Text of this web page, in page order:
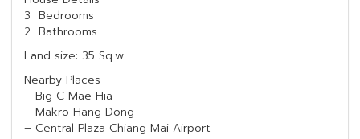
3 Bedrooms
2 Bathrooms
Land size: 35 Sq.w.
Nearby Places
– Big C Mae Hia
– Makro Hang Dong
– Central Plaza Chiang Mai Airport